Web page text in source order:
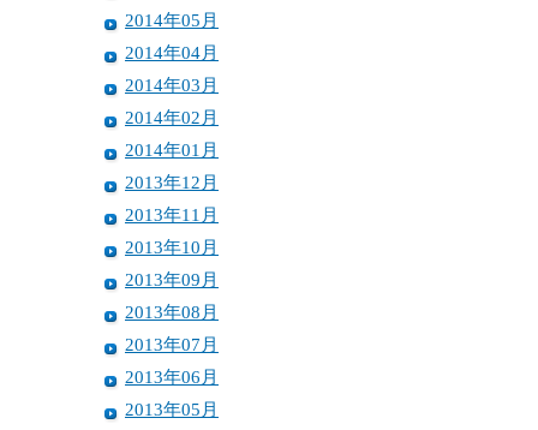
2014年05月
2014年04月
2014年03月
2014年02月
2014年01月
2013年12月
2013年11月
2013年10月
2013年09月
2013年08月
2013年07月
2013年06月
2013年05月